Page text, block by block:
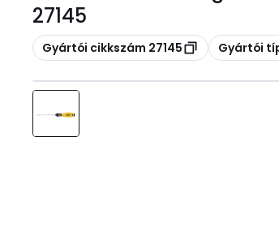
27145
Másolás
Gyártói cikkszám 27145 Másolás
Gyártói